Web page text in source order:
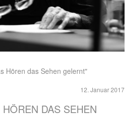
Hören das Sehen gelernt"
12. Januar 2017
DAS SEHEN